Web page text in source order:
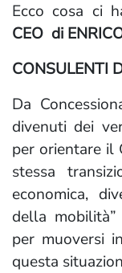
Ecco cosa ci
CEO di
CONSULENTI
Da
divenuti dei
per orientare il
stessa
economica,
della
per muoversi
questa